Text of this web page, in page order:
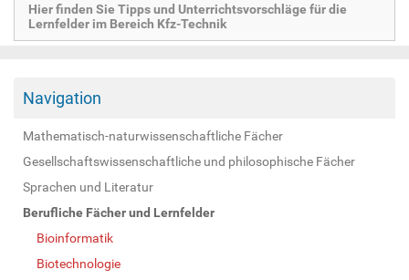
Hier finden Sie Tipps und Unterrichtsvorschläge für die
Lernfelder im Bereich Kfz-Technik
Navigation
Mathematisch-naturwissenschaftliche Fächer
Gesellschaftswissenschaftliche und philosophische Fächer
Sprachen und Literatur
Berufliche Fächer und Lernfelder
Bioinformatik
Biotechnologie